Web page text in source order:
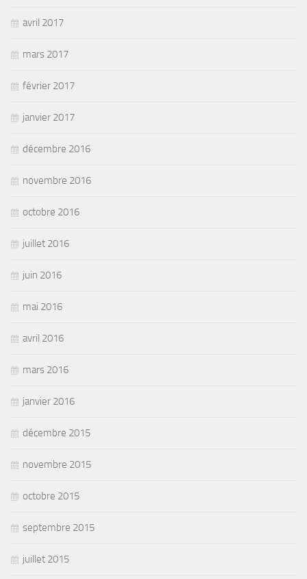
avril 2017
mars 2017
février 2017
janvier 2017
décembre 2016
novembre 2016
octobre 2016
juillet 2016
juin 2016
mai 2016
avril 2016
mars 2016
janvier 2016
décembre 2015
novembre 2015
octobre 2015
septembre 2015
juillet 2015